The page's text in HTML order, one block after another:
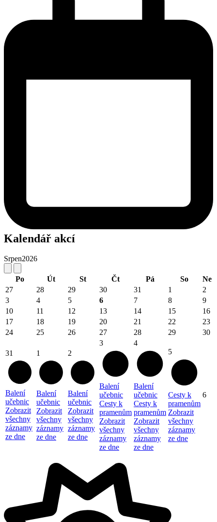
Kalendář akcí
Srpen2026
Po Út St Čt Pá So
Ne
27
28 29 30 31 1
2
3
4 5 6 7 8
9
10
11 12 13 14 15
16
17
18 19 20 21 22
23
24
25 26 27 28 29 30
31
Balení
učebnic
Zobrazit
všechny
záznamy
ze dne
1
Balení
učebnic
Zobrazit
všechny
záznamy
ze dne
2
Balení
učebnic
Zobrazit
všechny
záznamy
ze dne
3
Balení
učebnic
Cesty k
pramenům
Zobrazit
všechny
záznamy
ze dne
4
Balení
učebnic
Cesty k
pramenům
Zobrazit
všechny
záznamy
ze dne
5
Cesty k
pramenům
Zobrazit
všechny
záznamy
ze dne
6